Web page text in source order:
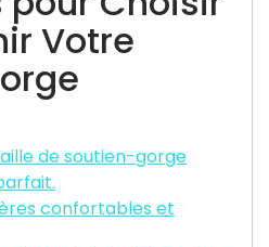
Votre
de soutien-gorge
confortables et